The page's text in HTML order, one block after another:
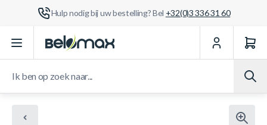
Hulp nodig bij uw bestelling? Bel +32(0)3 336 31 60
Ga naar de inhoud